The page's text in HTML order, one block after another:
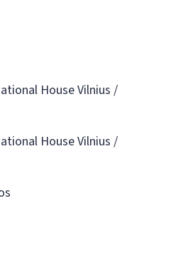
House Vilnius /
House Vilnius /